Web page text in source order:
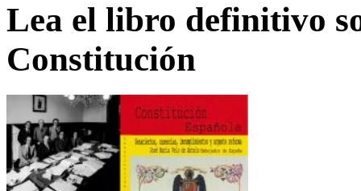
Lea el libro definitivo
Constitución